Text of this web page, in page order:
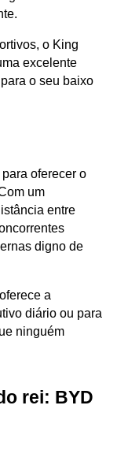
o King
excelente
o seu baixo
oferecer o
um
entre
digno de
oferece a
diário ou para
ninguém
rei: BYD